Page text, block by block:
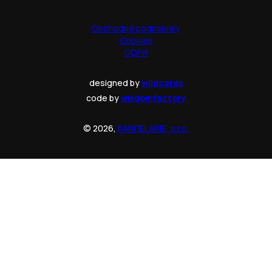
Obchodné podmienky
Cookies
GDPR
designed bywildcards
code bywisdomfactory
© 2026, KANCELARIE, s.r.o.